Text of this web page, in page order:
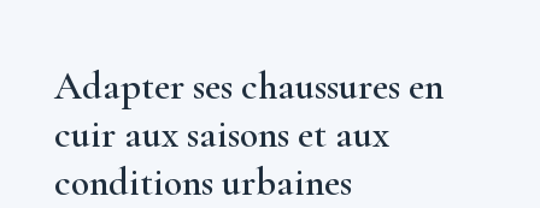
Adapter ses chaussures en
cuir aux saisons et aux
conditions urbaines